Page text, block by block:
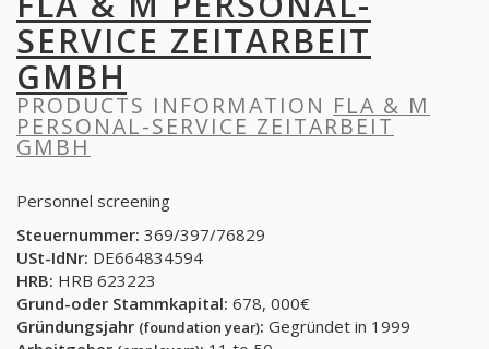
SERVICE ZEITARBEIT
GMBH
PRODUCTS INFORMATION FLA & M
PERSONAL-SERVICE ZEITARBEIT
GMBH
Personnel screening
Steuernummer: 369/397/76829
USt-IdNr: DE664834594
HRB: HRB 623223
Grund-oder Stammkapital: 678, 000€
Gründungsjahr (foundation year): Gegründet in 1999